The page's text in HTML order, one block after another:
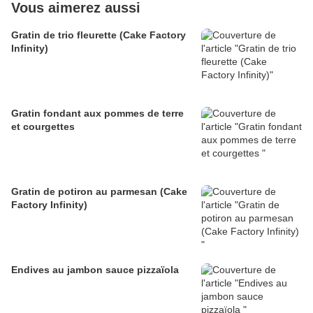
Vous aimerez aussi
Gratin de trio fleurette (Cake Factory
Infinity)
Gratin fondant aux pommes de terre
et courgettes
Gratin de potiron au parmesan (Cake
Factory Infinity)
Endives au jambon sauce pizzaïola